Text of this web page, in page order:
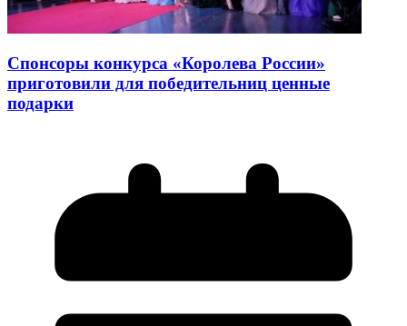
Спонсоры конкурса «Королева России»
приготовили для победительниц ценные
подарки